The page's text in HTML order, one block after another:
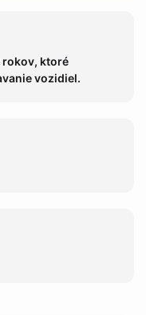
rokov, ktoré
vozidiel.